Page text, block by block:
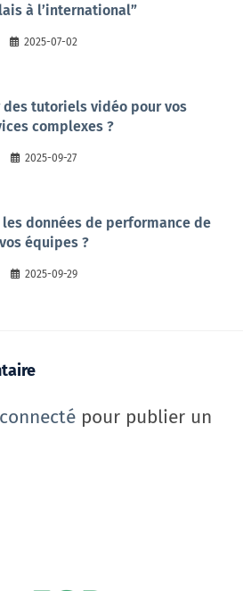
à l’international”
2025-07-02
des tutoriels vidéo pour vos
complexes ?
2025-09-27
données de performance de
vos équipes ?
2025-09-29
connecté pour publier un